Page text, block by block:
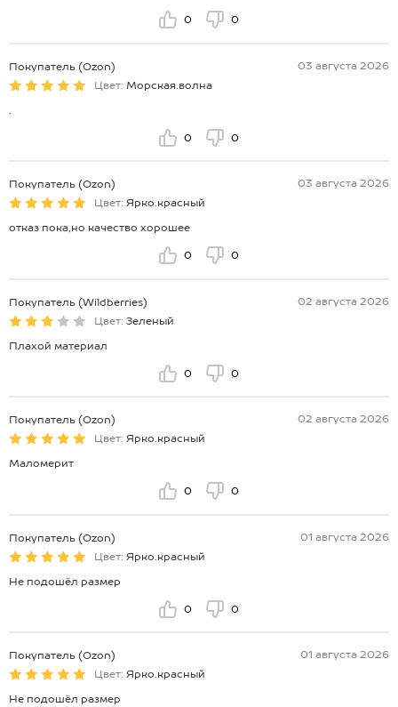
0 0
Покупатель (Ozon)
03 августа 2026
Цвет: Морская.волна
0 0
Покупатель (Ozon)
03 августа 2026
Цвет: Ярко.красный
отказ пока,но качество хорошее
0 0
Покупатель (Wildberries)
02 августа 2026
Цвет: Зеленый
Плахой материал
0 0
Покупатель (Ozon)
02 августа 2026
Цвет: Ярко.красный
Маломерит
0 0
Покупатель (Ozon)
01 августа 2026
Цвет: Ярко.красный
Не подошёл размер
0 0
Покупатель (Ozon)
01 августа 2026
Цвет: Ярко.красный
Не подошёл размер